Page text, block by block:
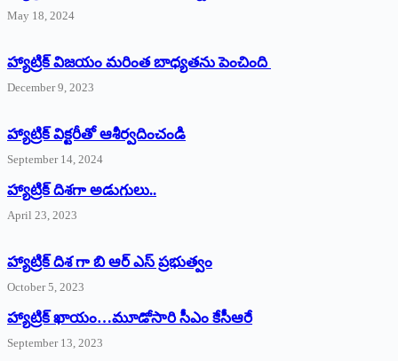
May 18, 2024
హ్యాట్రిక్ విజయం మరింత బాధ్యతను పెంచింది
December 9, 2023
హ్యాట్రిక్‌ ‌విక్టరీతో ఆశీర్వదించండి
September 14, 2024
‌హ్యాట్రిక్‌ ‌దిశగా అడుగులు..
April 23, 2023
హ్యాట్రిక్ దిశ గా బి ఆర్ ఎస్ ప్రభుత్వం
October 5, 2023
హ్యాట్రిక్‌ ‌ఖాయం…మూడోసారి సీఎం కేసీఆరే
September 13, 2023